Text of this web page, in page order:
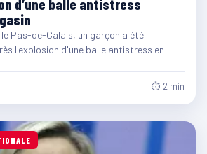
d’une balle antistress
Pas-de-Calais, un garçon a été
l'explosion d'une balle antistress en
⏱ 2 min